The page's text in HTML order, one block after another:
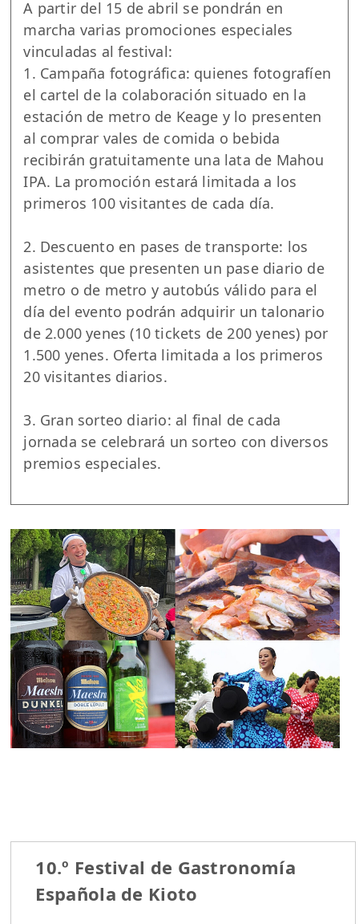
A partir del 15 de abril se pondrán en
marcha varias promociones especiales
vinculadas al festival:
1. Campaña fotográfica: quienes fotografíen
el cartel de la colaboración situado en la
estación de metro de Keage y lo presenten
al comprar vales de comida o bebida
recibirán gratuitamente una lata de Mahou
IPA. La promoción estará limitada a los
primeros 100 visitantes de cada día.
2. Descuento en pases de transporte: los
asistentes que presenten un pase diario de
metro o de metro y autobús válido para el
día del evento podrán adquirir un talonario
de 2.000 yenes (10 tickets de 200 yenes) por
1.500 yenes. Oferta limitada a los primeros
20 visitantes diarios.
3. Gran sorteo diario: al final de cada
jornada se celebrará un sorteo con diversos
premios especiales.
10.º Festival de Gastronomía
Española de Kioto